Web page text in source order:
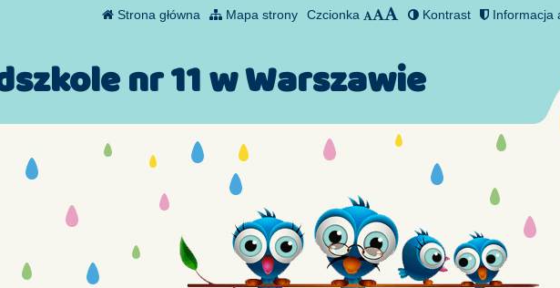
Strona główna Mapa strony Czcionka Kontrast Informacja
nr 11 w Warszawie